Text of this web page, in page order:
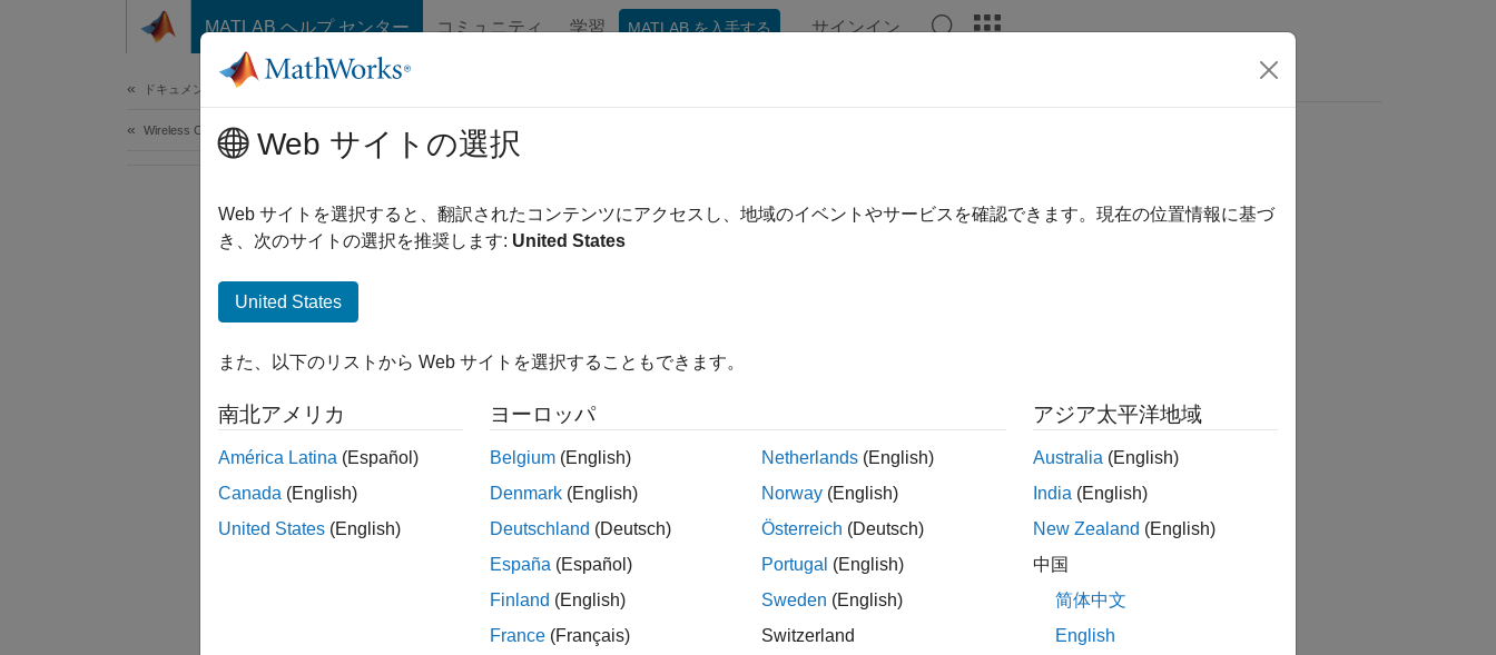
コンテンツへスキップ
MATLAB ヘルプ センター コミュニティ 学習 MATLAB を入手する サインイン
ドキュメンテーションのホーム
Wireless CommunicationsWeb サイトの選択
Web サイトを選択すると、翻訳されたコンテンツにアクセスし、地域のイベントやサービスを確認できます。現在の位置情報に基づ
き、次のサイトの選択を推奨します: United States
United States
また、以下のリストから Web サイトを選択することもできます。
南北アメリカ
América Latina (Español)
Canada (English)
United States (English)
ヨーロッパ
Belgium (English)
Denmark (English)
Deutschland (Deutsch)
España (Español)
Finland (English)
France (Français)
Netherlands (English)
Norway (English)
Österreich (Deutsch)
Portugal (English)
Sweden (English)
Switzerland
アジア太平洋地域
Australia (English)
India (English)
New Zealand (English)
中国
简体中文
English